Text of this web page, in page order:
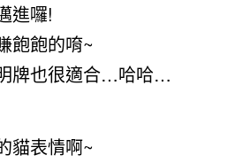
進囉!
飽飽的唷~
牌也很適合…哈哈…
貓表情啊~